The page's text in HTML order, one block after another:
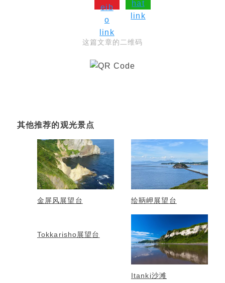
这篇文章的二维码
其他推荐的观光景点
金屏风展望台 绘鞆岬展望台
Tokkarisho展望台
Itanki沙滩